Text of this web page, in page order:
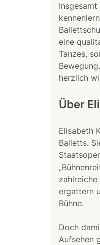
eine
Tanzes,
herzlich
Über
Elisabeth
Balletts.
ergattern
Bühne.
Doch
Aufsehen